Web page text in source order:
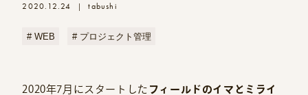
2020.12.24 tabushi
WEB プロジェクト管理
2020年7月にスタートした フィールドのイマとミライ